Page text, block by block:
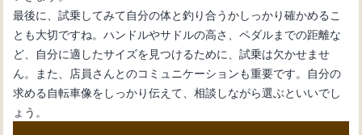
最後に、試乗してみて自分の体と釣り合うかしっかり確かめるこ
とも大切ですね。ハンドルやサドルの高さ、ペダルまでの距離な
ど、自分に適したサイズを見つけるために、試乗は欠かせませ
ん。また、店員さんとのコミュニケーションも重要です。自分の
求める自転車像をしっかり伝えて、相談しながら選ぶといいでし
ょう。